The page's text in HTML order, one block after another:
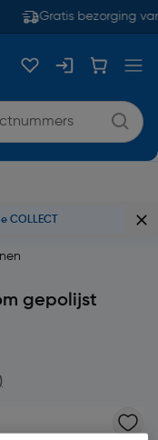
Gratis bezorging
gepolijst